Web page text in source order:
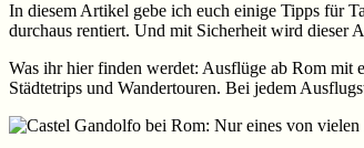
In diesem Artikel gebe ich euch einige Tipps für
durchaus rentiert. Und mit Sicherheit wird dieser
Was ihr hier finden werdet: Ausflüge ab Rom mit
Städtetrips und Wandertouren. Bei jedem